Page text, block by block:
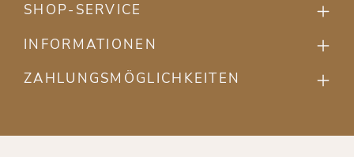
SHOP-SERVICE
INFORMATIONEN
ZAHLUNGSMÖGLICHKEITEN